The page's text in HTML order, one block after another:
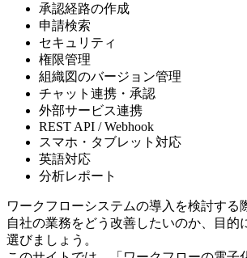
承認経路の作成
申請検索
セキュリティ
権限管理
組織図のバージョン管理
チャット連携・承認
外部サービス連携
REST API / Webhook
スマホ・タブレット対応
英語対応
分析レポート
ワークフローシステムの導入を検討する
自社の業務をどう改善したいのか、目的
選びましょう。